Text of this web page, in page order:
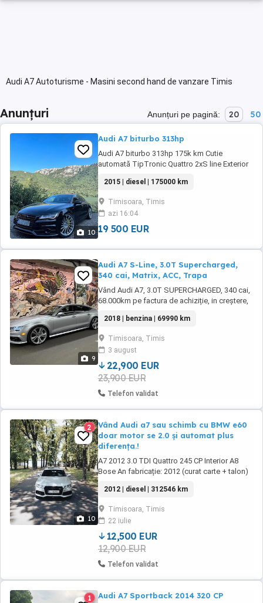
Audi A7 Autoturisme - Masini second hand de vanzare Timis
Anunțuri Anunțuri pe pagină: 20 50
10
Audi A7 biturbo 313hp
Audi A7 biturbo 313hp 175k km Cutie
automată TipTronic Quattro 2xS line Exterior
Faruri stopuri full led Trapa Camere 360
Distronic Lane assist Side assist Oglinzi
electrice Interior S line Scaune electrice
Memorie scaun șofer Volan cu reglaj electric
Volan ...
2015 | diesel | 175000 km
Timisoara, Timis
azi 16:04
19 500 EUR
9
Audi A7 S-Line, 3.0T Supercharged,
340 cai, Matrix, ACC, Trapa
Vând Audi A7, 3.0T SUPERCHARGED, 340 cai,
68.000km pe factura de achiziție, in creștere,
declanșate. -Pachet exterior Sline -Faruri led
matrix -Adaptive cruise control -Lane assist -
Climatronic 3 zone -Scaune față electrice cu
încălzire, ventilație și ...
2018 | benzina | 69990 km
Timisoara, Timis
3 august
22,900 EUR
23,900 EUR
Telefon validat
10
2
Vând Audi a7 sau schimb cu BMW e60
doar motor se 2.0 și automat plus
diferența.!
A7 2012 3.0 TDI Quattro 245 CP Interior A8
Bose An fabricație: 2012 (curat carte + talon)
automată Quattro Faruri Matrix Interior A8
Scaune full electrice Memorii scaune Sistem
audio Bose Cameră marșarier Soft Close ...
2012 | diesel | 312546 km
Timisoara, Timis
22 iulie
12,500 EUR
12,900 EUR
Telefon validat
1 Audi A7 Sportback 2014 320 CP